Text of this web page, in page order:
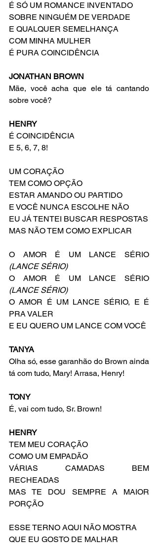
É SÓ UM ROMANCE INVENTADO
SOBRE NINGUÉM DE VERDADE
E QUALQUER SEMELHANÇA
COM MINHA MULHER
É PURA COINCIDÊNCIA
JONATHAN BROWN
Mãe, você acha que ele tá cantando
sobre você?
HENRY
É COINCIDÊNCIA
E 5, 6, 7, 8!
UM CORAÇÃO
TEM COMO OPÇÃO
ESTAR AMANDO OU PARTIDO
E VOCÊ NUNCA ESCOLHE NÃO
EU JÁ TENTEI BUSCAR RESPOSTAS
MAS NÃO TEM COMO EXPLICAR
(LANCE SÉRIO)
(LANCE SÉRIO)
O AMOR É UM LANCE SÉRIO, E É
PRA VALER
E EU QUERO UM LANCE COM VOCÊ
TANYA
Olha só, esse garanhão do Brown ainda
tá com tudo, Mary! Arrasa, Henry!
TONY
É, vai com tudo, Sr. Brown!
HENRY
TEM MEU CORAÇÃO
COMO UM EMPADÃO
VÁRIAS CAMADAS BEM
RECHEADAS
MAS TE DOU SEMPRE A MAIOR
PORÇÃO
ESSE TERNO AQUI NÃO MOSTRA
QUE EU GOSTO DE MALHAR